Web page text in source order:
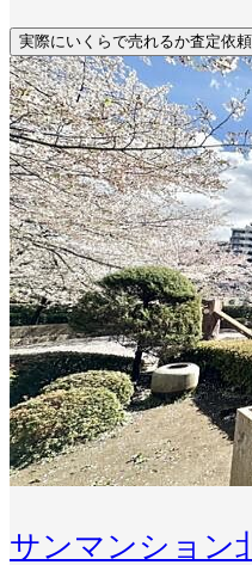
実際にいくらで売れるか査定依頼
サンマンション